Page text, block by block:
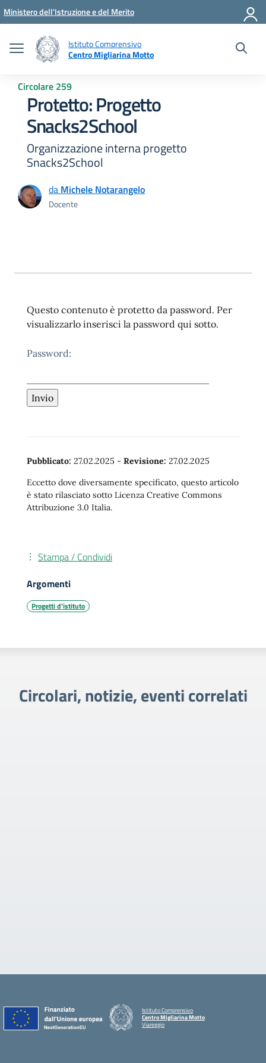
Vai ai contenuti
Vai al menu di navigazione
Vai al footer
Ministero dell'Istruzione e del Merito
Istituto Comprensivo
Centro Migliarina Motto
Circolare 259
Protetto: Progetto
Snacks2School
Organizzazione interna progetto
Snacks2School
da Michele Notarangelo
Docente
Questo contenuto è protetto da password. Per
visualizzarlo inserisci la password qui sotto.
Password:
Pubblicato: 27.02.2025 - Revisione: 27.02.2025
Eccetto dove diversamente specificato, questo articolo
è stato rilasciato sotto Licenza Creative Commons
Attribuzione 3.0 Italia.
Stampa / Condividi
Argomenti
Progetti d'istituto
Circolari, notizie, eventi correlati
Istituto Comprensivo
Centro Migliarina Motto
Viareggio